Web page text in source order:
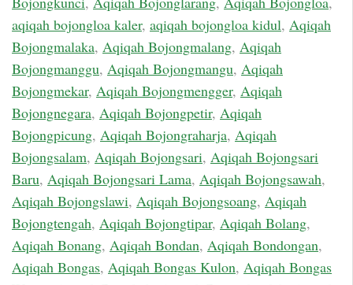
aqiqah bojongloa kaler, aqiqah bojongloa kidul, Aqiqah
Bojongmalaka, Aqiqah Bojongmalang, Aqiqah
Bojongmanggu, Aqiqah Bojongmangu, Aqiqah
Bojongmekar, Aqiqah Bojongmengger, Aqiqah
Bojongnegara, Aqiqah Bojongpetir, Aqiqah
Bojongpicung, Aqiqah Bojongraharja, Aqiqah
Bojongsalam, Aqiqah Bojongsari, Aqiqah Bojongsari
Baru, Aqiqah Bojongsari Lama, Aqiqah Bojongsawah,
Aqiqah Bojongslawi, Aqiqah Bojongsoang, Aqiqah
Bojongtengah, Aqiqah Bojongtipar, Aqiqah Bolang,
Aqiqah Bonang, Aqiqah Bondan, Aqiqah Bondongan,
Aqiqah Bongas, Aqiqah Bongas Kulon, Aqiqah Bongas